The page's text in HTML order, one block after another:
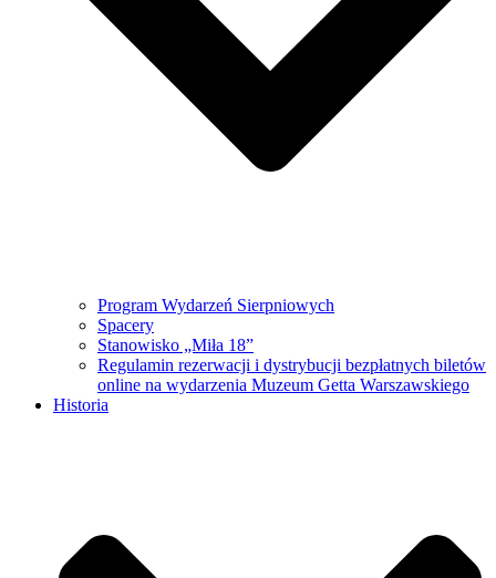
Program Wydarzeń Sierpniowych
Spacery
Stanowisko „Miła 18”
Regulamin rezerwacji i dystrybucji bezpłatnych biletów
online na wydarzenia Muzeum Getta Warszawskiego
Historia